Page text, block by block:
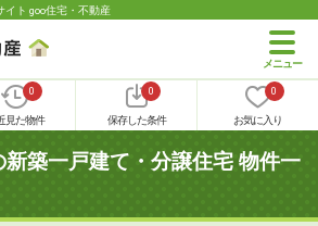
イト goo住宅・不動産
0
見た物件
0
保存した条件
0
お気に入り
築一戸建て・分譲住宅 物件一